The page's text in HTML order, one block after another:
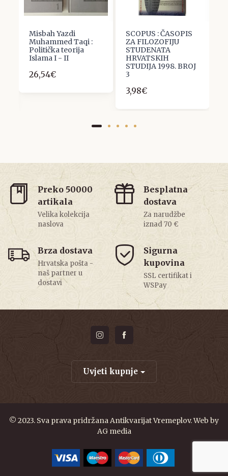
Misbah Yazdi
Muhammed Taqi :
Politička teorija
Islama I - II
26,54€
SCOPUS : ČASOPIS
ZA FILOZOFIJU
STUDENATA
HRVATSKIH
STUDIJA 1998. BROJ
3
3,98€
Preko 50000
artikala
Velika kolekcija
naslova
Besplatna
dostava
Za narudžbe
iznad 70 €
Brza dostava
Hrvatska pošta -
naš partner u
dostavi
Sigurna
kupovina
SSL certifikat i
WSPay
Uvjeti kupnje
© 2023. Sva prava pridržana Antikvarijat Vremeplov. Web by
AG media